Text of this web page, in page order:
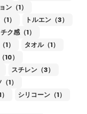
（1）
1）
トルエン（3）
ク感（1）
）
タオル（1）
10）
スチレン（3）
1）
シリコーン（1）